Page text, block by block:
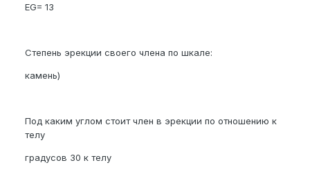
EG= 13
Степень эрекции своего члена по шкале:
камень)
Под каким углом стоит член в эрекции по отношению к
телу
градусов 30 к телу